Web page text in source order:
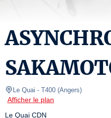
Le Quai - T400 (Angers)
Afficher le plan
Le Quai CDN